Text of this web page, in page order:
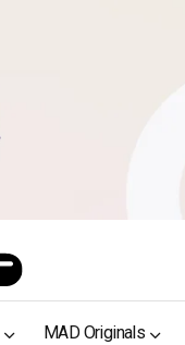
MAD Originals